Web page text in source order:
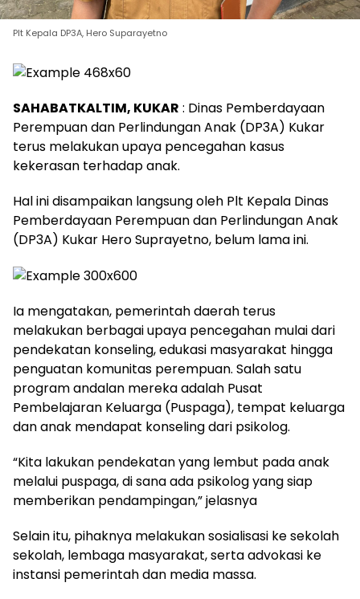
Plt Kepala DP3A, Hero Suparayetno
SAHABATKALTIM, KUKAR : Dinas Pemberdayaan
Perempuan dan Perlindungan Anak (DP3A) Kukar
terus melakukan upaya pencegahan kasus
kekerasan terhadap anak.
Hal ini disampaikan langsung oleh Plt Kepala Dinas
Pemberdayaan Perempuan dan Perlindungan Anak
(DP3A) Kukar Hero Suprayetno, belum lama ini.
Ia mengatakan, pemerintah daerah terus
melakukan berbagai upaya pencegahan mulai dari
pendekatan konseling, edukasi masyarakat hingga
penguatan komunitas perempuan. Salah satu
program andalan mereka adalah Pusat
Pembelajaran Keluarga (Puspaga), tempat keluarga
dan anak mendapat konseling dari psikolog.
“Kita lakukan pendekatan yang lembut pada anak
melalui puspaga, di sana ada psikolog yang siap
memberikan pendampingan,” jelasnya
Selain itu, pihaknya melakukan sosialisasi ke sekolah
sekolah, lembaga masyarakat, serta advokasi ke
instansi pemerintah dan media massa.